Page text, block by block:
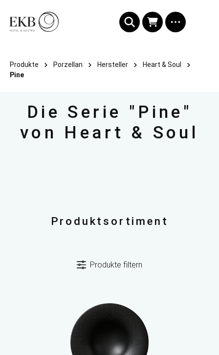
Produkte Porzellan Hersteller
Heart & Soul
Pine
Die Serie "Pine"
von Heart & Soul
Produktsortiment
Produkte filtern